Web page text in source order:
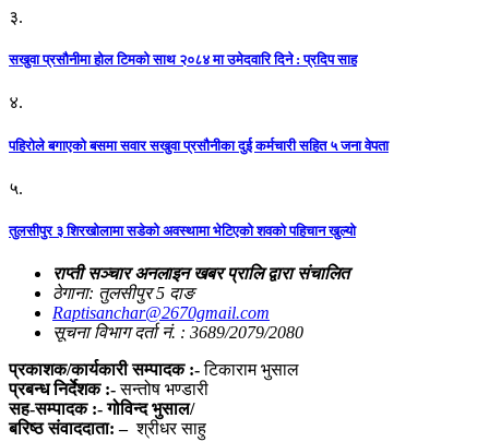
३.
सखुवा प्रसौनीमा होल टिमको साथ २०८४ मा उमेदवारि दिने : प्रदिप साह
४.
पहिराेले बगाएकाे बसमा सवार सखुवा प्रसाैनीका दुई कर्मचारी सहित ५ जना वेपता
५.
तुलसीपुर ३ शिरखोलामा सडेको अवस्थामा भेटिएको शवको पहिचान खुल्यो
राप्ती सञ्चार अनलाइन खबर प्रालि द्वारा संचालित
ठेगाना: तुलसीपुर 5 दाङ
Raptisanchar@2670gmail.com
सूचना विभाग दर्ता नं. : 3689/2079/2080
प्रकाशक/कार्यकारी सम्पादक :-टिकाराम भुसाल
प्रबन्ध निर्देशक :-सन्तोष भण्डारी
सह-सम्पादक :- गोविन्द भुसाल/
बरिष्ठ संवाददाता: – श्रीधर साहु